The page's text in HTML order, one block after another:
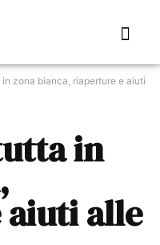
zona bianca, riaperture e aiuti
in
alle